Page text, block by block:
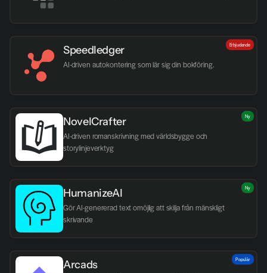
Speedledger
AI-driven autokontering som lär sig din bokföring.
Erbjudande
NovelCrafter
AI-driven romanskrivning med världsbygge och
storylinjeverktyg
Ny
HumanizeAI
Gör AI-genererad text omöjlig att skilja från mänskligt
skrivande
Ny
Arcads Populär